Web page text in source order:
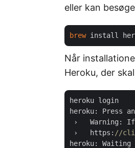
eller kan
brew
Når
Heroku, der
heroku login
heroku: Press
›   Warning: If
›   https: //cli-
heroku: Waiting